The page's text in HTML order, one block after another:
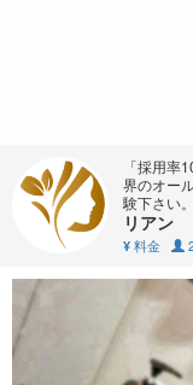
「採用率
界のオー
験下さい。
リアン
¥ 料金